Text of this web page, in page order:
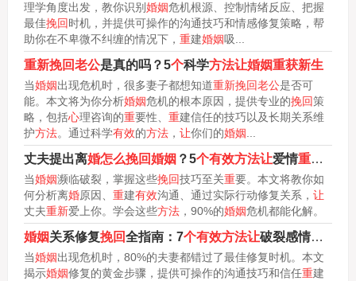
理学角度出发，教你识别婚姻危机根源、控制情绪反应、把握
最佳挽回时机，并提供可操作的沟通技巧和情感修复策略，帮
助你在不卑微不纠缠的情况下， 重建婚姻吸...
重新挽回老公是真的吗？5个科学方法让婚姻重获新生
当婚姻出现危机时，很多妻子都想知道重新挽回老公是否可
能。本文将为你分析婚姻危机的根本原因，提供专业的挽回策
略，包括心理咨询的重要性、 重建信任的技巧以及长期关系维
护方法。通过科学有效的方法， 让你们的婚姻
丈夫提出离婚怎么挽回婚姻 ？5个有效方法让爱情重获新生
当婚姻濒临破裂，掌握这些挽回技巧至关重要。本文将教你如
何分析离婚原因、 重建有效沟通、通过实际行动修复关系， 让
丈夫重新爱上你。学会这些方法，90%的婚姻危机都能化解。
婚姻关系修复挽回全指南：7个有效方法让破裂感情重获新
当婚姻出现危机时，80%的夫妻都错过了最佳修复时机。本文
揭示婚姻修复的黄金步骤，提供可操作的沟通技巧和信任重建